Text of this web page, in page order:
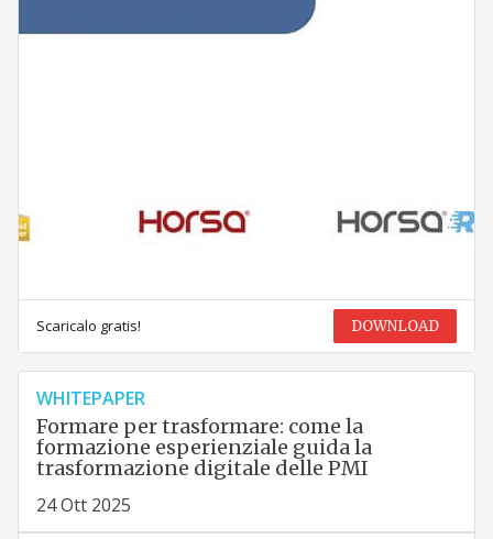
Scaricalo gratis! DOWNLOAD
WHITEPAPER
Formare per trasformare: come la
formazione esperienziale guida la
trasformazione digitale delle PMI
24 Ott 2025